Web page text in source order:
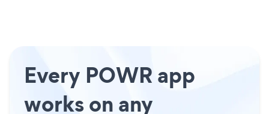
Every POWR app
works on any